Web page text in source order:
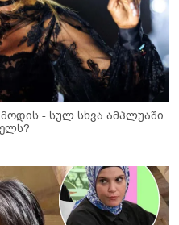
- სულ სხვა ამპლუაში